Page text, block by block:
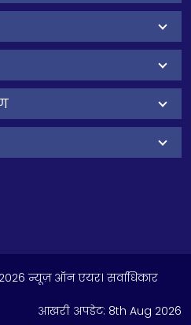
2026 न्यूज़ ऑन एयर। सर्वाधिकार
आखरी अपडेट: 8th Aug 2026